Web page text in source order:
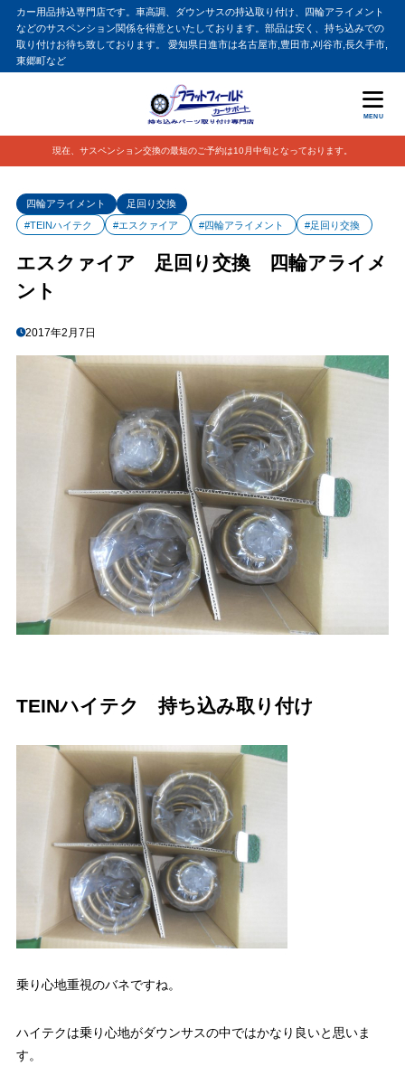
カー用品持込専門店です。車高調、ダウンサスの持込取り付け、四輪アライメント
などのサスペンション関係を得意といたしております。部品は安く、持ち込みでの
取り付けお待ち致しております。 愛知県日進市は名古屋市,豊田市,刈谷市,長久手市,
東郷町など
MENU
現在、サスペンション交換の最短のご予約は10月中旬となっております。
四輪アライメント
足回り交換
#TEINハイテク
#エスクァイア #四輪アライメント #足回り交換
エスクァイア 足回り交換 四輪アライメ
ント
2017年2月7日
TEINハイテク 持ち込み取り付け
乗り心地重視のバネですね。
ハイテクは乗り心地がダウンサスの中ではかなり良いと思いま
す。